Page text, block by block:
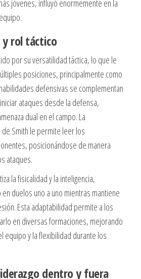
jóvenes, influyó enormemente en la
y rol táctico
por su versatilidad táctica, lo que le
posiciones, principalmente como
defensivas se complementan
ataques desde la defensa,
dual en el campo. La
Smith le permite leer los
posicionándose de manera
ataques.
la fisicalidad y la inteligencia,
duelos uno a uno mientras mantiene
Esta adaptabilidad permite a los
en diversas formaciones, mejorando
equipo y la flexibilidad durante los
dentro y fuera